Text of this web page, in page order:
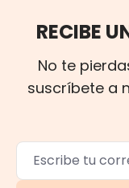
RECIBE
No te
suscríbete a